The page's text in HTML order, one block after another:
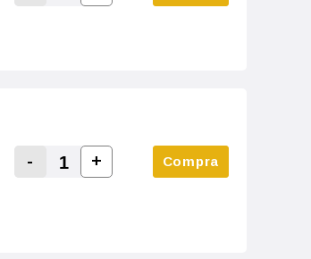
Decrease Quantity:
Increase Quantity:
Decrease Quantity:
-
Increase Quantity:
+ Compra